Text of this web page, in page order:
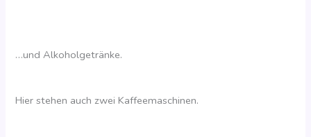
…und Alkoholgetränke.
Hier stehen auch zwei Kaffeemaschinen.